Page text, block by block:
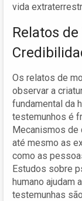
vida
Relatos
Os relatos de
observar a
fundamental da
testemunhos é
Mecanismos de
até mesmo as
como as
Estudos sobre
humano ajudam
testemunhas